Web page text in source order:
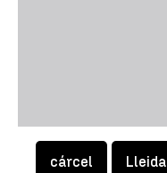
cárcel Lleida